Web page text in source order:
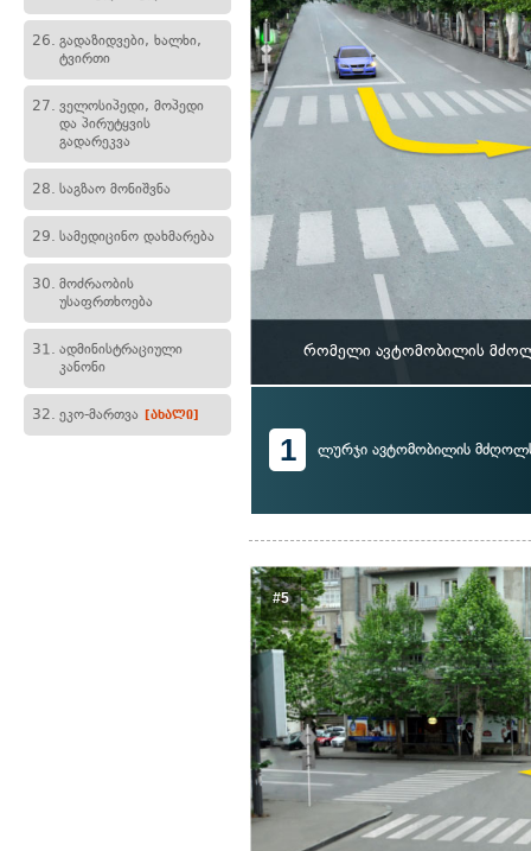
26. გადაზიდვები, ხალხი,
ტვირთი
27. ველოსიპედი, მოპედი
და პირუტყვის
გადარეკვა
28. საგზაო მონიშვნა
29. სამედიცინო დახმარება
30. მოძრაობის
უსაფრთხოება
31. ადმინისტრაციული
კანონი
32. ეკო-მართვა [ახალი]
რომელი ავტომობილის მძოლს
1 ლურჯი ავტომობილის
#5